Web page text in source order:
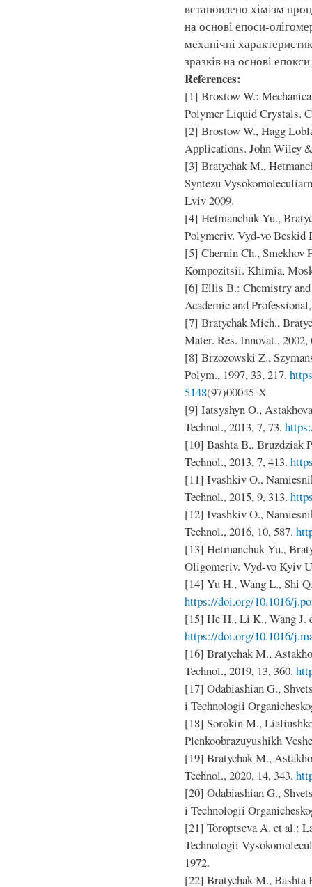
встановлено хімізм
на основі епоси-
механічні
зразків на основі
References:
[1] Brostow W.:
Polymer Liquid Crystals.
[2] Brostow W., Hagg
Applications. John Wiley
[3] Bratychak M.,
Syntezu
Lviv 2009.
[4] Hetmanchuk Yu.,
Polymeriv. Vyd-vo Beskid
[5] Chernin Ch., Smekhov
Kompozitsii. Khimia,
[6] Ellis B.: Chemistry
Academic and
[7] Bratychak Mich.,
Mater. Res. Innovat., 2002,
[8] Brzozowski Z.,
Polym., 1997, 33, 217.
5148(97)00045-X
[9] Iatsyshyn O.,
Technol., 2013, 7, 73.
[10] Bashta B., Bruzdziak
Technol., 2013, 7, 413.
[11] Ivashkiv O.,
Technol., 2015, 9, 313.
[12] Ivashkiv O.,
Technol., 2016, 10, 587.
[13] Hetmanchuk Yu.,
Oligomeriv. Vyd-vo Kyiv
[14] Yu H., Wang L., Shi
https://doi.org/10.1016/
[15] He H., Li K., Wang J.
https://doi.org/10.1016/
[16] Bratychak M.,
Technol., 2019, 13, 360.
[17] Odabiashian G.,
i Technologii
[18] Sorokin M.,
Plenkoobrazuyushikh
[19] Bratychak M.,
Technol., 2020, 14, 343.
[20] Odabiashian G.,
i Technologii
[21] Toroptseva A. et al.:
Technologii
1972.
[22] Bratychak M., Bashta